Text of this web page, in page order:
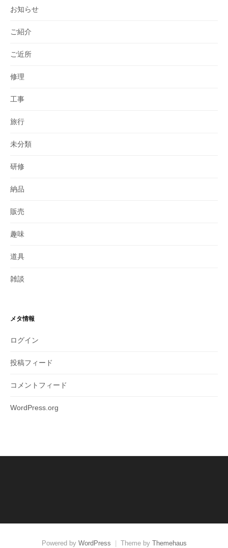
お知らせ
ご紹介
ご近所
修理
工事
旅行
未分類
研修
納品
販売
趣味
道具
雑談
メタ情報
ログイン
投稿フィード
コメントフィード
WordPress.org
Powered by WordPress Theme by Themehaus